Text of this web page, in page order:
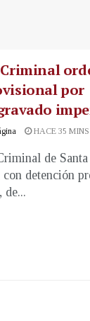
por
HACE 35 MINS
de
detención
de...